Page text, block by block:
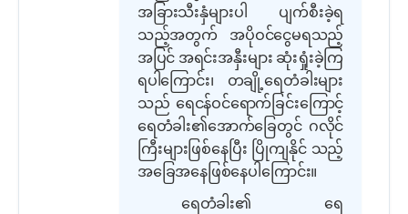
အခြားသီးနှံများပါ ပျက်စီးခဲ့ရ
သည့်အတွက် အပိုဝင်ငွေမရသည့်
အပြင် အရင်းအနှီးများ ဆုံးရှုံးခဲ့ကြ
ရပါကြောင်း၊ တချို့ရေတံခါးများ
သည် ရေငန်ဝင်ရောက်ခြင်းကြောင့်
ရေတံခါး၏အောက်ခြေတွင် ဂလိုင်
ကြီးများဖြစ်နေပြီး ပြိုကျနိုင် သည့်
အခြေအနေဖြစ်နေပါကြောင်း။
ရေတံခါး၏ ရေ